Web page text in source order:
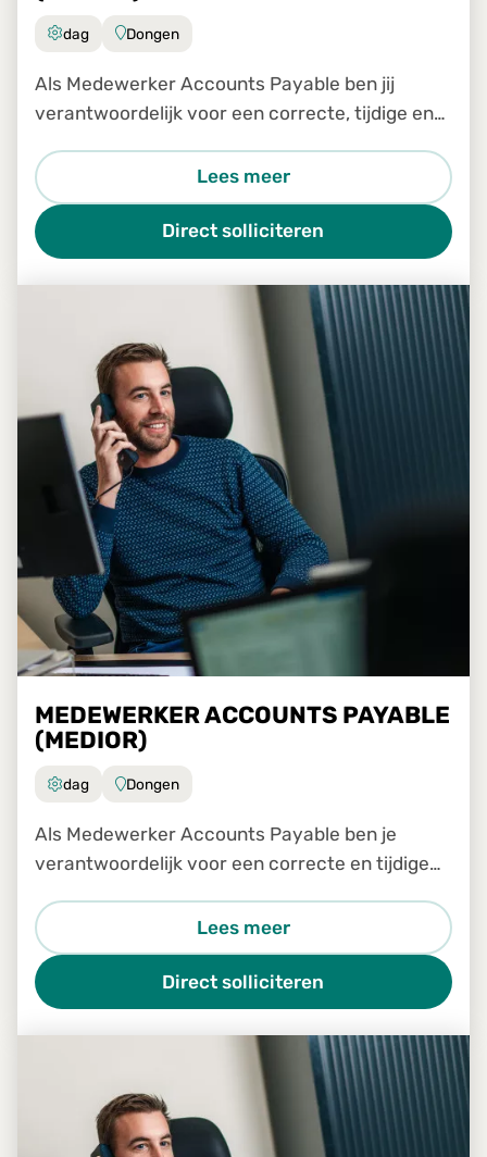
dag Dongen
Als Medewerker Accounts Payable ben jij
verantwoordelijk voor een correcte, tijdige en
binnen ons Shared Service Center. Je bent een
belangrijke schakel in
Lees meer
Direct solliciteren
MEDEWERKER ACCOUNTS PAYABLE
(MEDIOR)
dag Dongen
Als Medewerker Accounts Payable ben je
verantwoordelijk voor een correcte en tijdige
Shared Service Center. Je werkt nauw samen
met collega's van verschill
Lees meer
Direct solliciteren